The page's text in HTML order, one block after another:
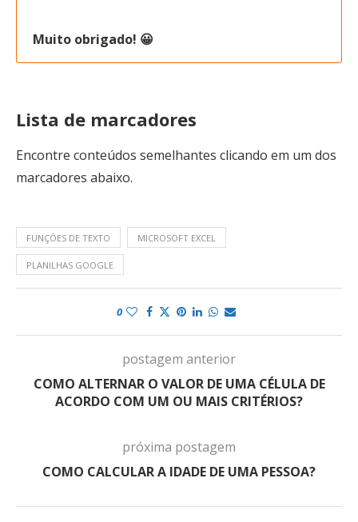
Muito obrigado! 😀
Lista de marcadores
Encontre conteúdos semelhantes clicando em um dos
marcadores abaixo.
FUNÇÕES DE TEXTO MICROSOFT EXCEL
PLANILHAS GOOGLE
0
postagem anterior
COMO ALTERNAR O VALOR DE UMA CÉLULA DE
ACORDO COM UM OU MAIS CRITÉRIOS?
próxima postagem
COMO CALCULAR A IDADE DE UMA PESSOA?